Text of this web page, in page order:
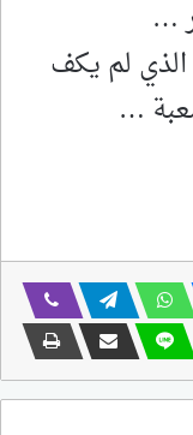
…
الذي لم يكف
…